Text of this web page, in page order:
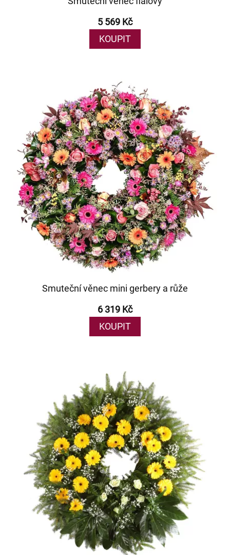
5 569 Kč
KOUPIT
Smuteční věnec mini gerbery a růže
6 319 Kč
KOUPIT